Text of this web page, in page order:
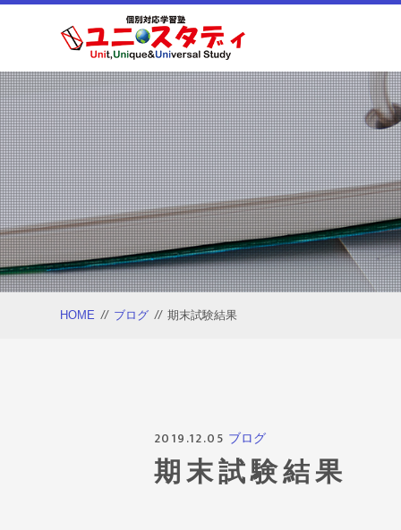
HOME // ブログ // 期末試験結果
2019.12.05 ブログ
期末試験結果